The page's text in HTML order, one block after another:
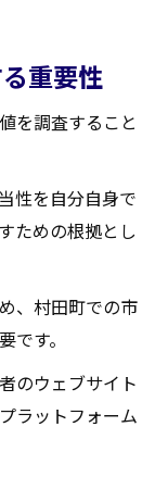
売るための
調査
法
準
策
選び
めの市場価値
カギ
因とは
法
重要性
を調査すること
性を自分自身で
ための根拠とし
、村田町での市
す。
のウェブサイト
ラットフォーム